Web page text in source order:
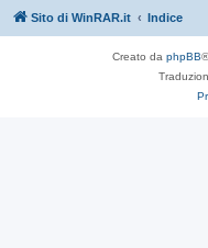
Sito di WinRAR.it Indice
Creato da phpBB